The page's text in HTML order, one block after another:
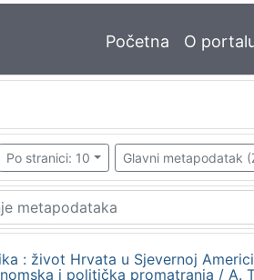
Početna O
Po stranici: 10 Glavni metapodatak
: život Hrvata u Sjevernoj
i politička promatranja / A.